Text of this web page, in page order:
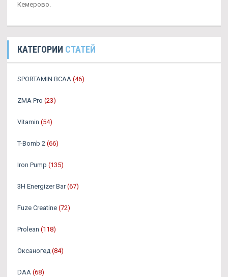
Кемерово.
КАТЕГОРИИ СТАТЕЙ
SPORTAMIN ВСАА (46)
ZMA Pro (23)
Vitamin (54)
T-Bomb 2 (66)
Iron Pump (135)
3H Energizer Bar (67)
Fuze Creatine (72)
Prolean (118)
Оксаногед (84)
DAA (68)